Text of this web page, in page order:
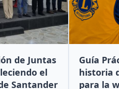
de Juntas
el
Santander
Guía
historia
para la